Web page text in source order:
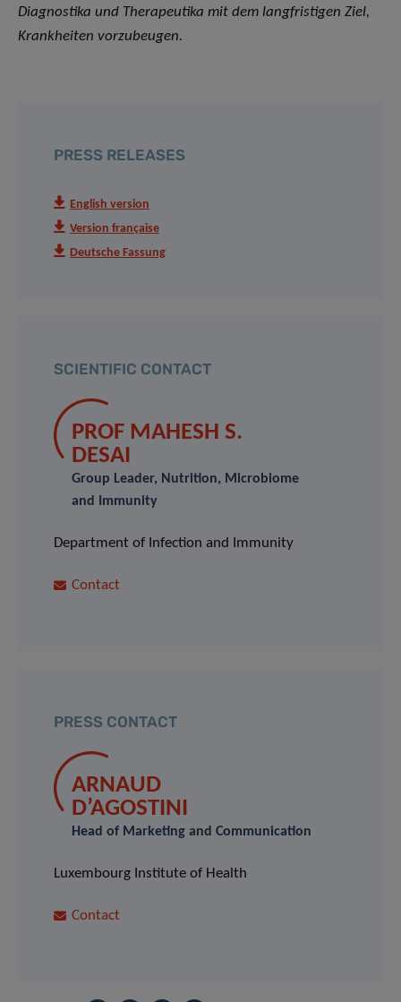
Diagnostika und Therapeutika mit dem langfristigen Ziel,
Krankheiten vorzubeugen.
PRESS RELEASES
English version
Version française
Deutsche Fassung
SCIENTIFIC CONTACT
PROF MAHESH S.
DESAI
Group Leader, Nutrition, Microbiome
and Immunity
Department of Infection and Immunity
Contact
PRESS CONTACT
ARNAUD
D’AGOSTINI
Head of Marketing and Communication
Luxembourg Institute of Health
Contact